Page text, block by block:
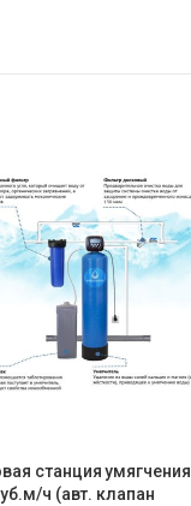
станция умягчения
ч (авт. клапан